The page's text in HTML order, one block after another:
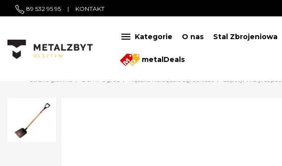
89 532 95 95 | KONTAKT
 Kategorie O nas Stal Zbrojeniowa
metalDeals